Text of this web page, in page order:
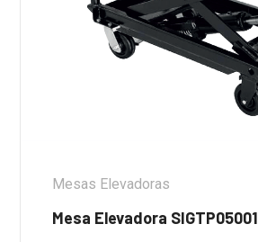
Mesas Elevadoras
Mesa Elevadora SIGTP05001